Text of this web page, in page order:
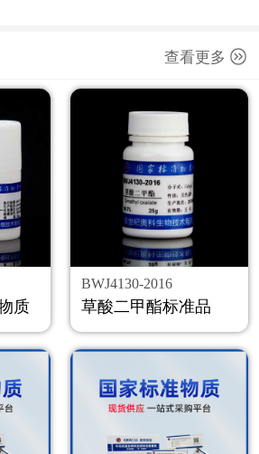
查看更多
质
BWJ4130-2016
草酸二甲酯标准品